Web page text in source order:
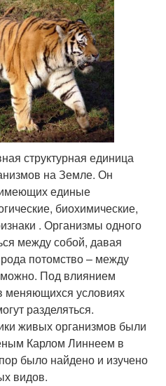
структурная единица
на Земле. Он
имеющих единые
биохимические,
. Организмы одного
между собой, давая
потомство – между
Под влиянием
меняющихся условиях
разделяться.
живых организмов были
Карлом Линнеем в
было найдено и изучено
видов.